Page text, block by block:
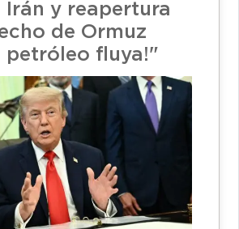
Irán y reapertura
de Ormuz
petróleo fluya!"